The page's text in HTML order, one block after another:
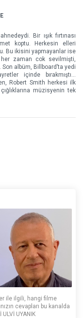
Bir ışık fırtınası
koptu. Herkesin elleri
Bu ikisini yapmayanlar ise
her zaman cok sevilmişti,
albüm, Billboard’ta yedi
içinde bırakmıştı…
Robert Smith herkesi ilk
müzisyenin tek
ile ilgili, hangi filme
cevapları bu kanalda
UYANIK